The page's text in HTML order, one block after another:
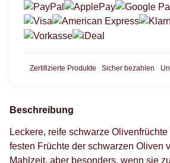
Zertifizierte Produkte Sicher bezahlen
Beschreibung
Leckere, reife schwarze
festen Früchte der schwarzen Oliven
Mahlzeit, aber besonders, wenn sie